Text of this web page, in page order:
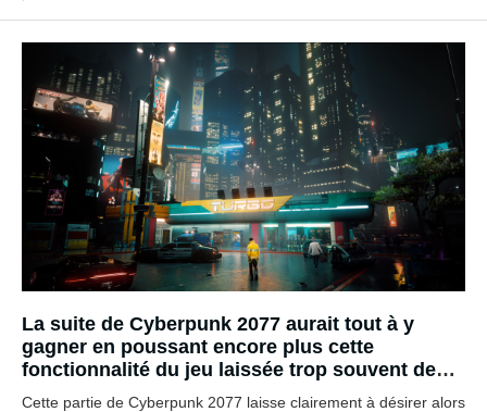
La suite de Cyberpunk 2077 aurait tout à y
gagner en poussant encore plus cette
fonctionnalité du jeu laissée trop souvent de
côté
Cette partie de Cyberpunk 2077 laisse clairement à désirer alors